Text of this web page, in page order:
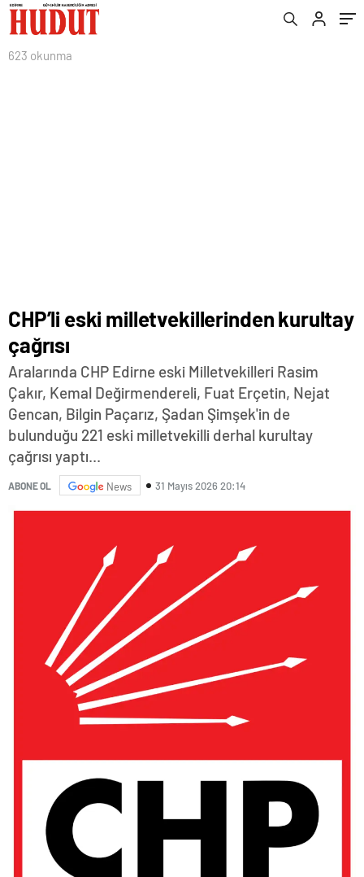
623 okunma
CHP’li eski milletvekillerinden kurultay
çağrısı
Aralarında CHP Edirne eski Milletvekilleri Rasim
Çakır, Kemal Değirmendereli, Fuat Erçetin, Nejat
Gencan, Bilgin Paçarız, Şadan Şimşek'in de
bulunduğu 221 eski milletvekilli derhal kurultay
çağrısı yaptı...
ABONE OL News 31 Mayıs 2026 20:14